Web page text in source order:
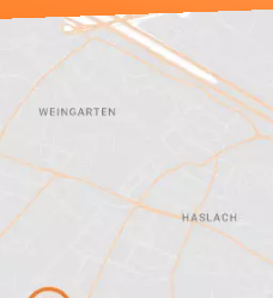
So erreichen Sie uns!
SD
Basler
79111
+49 (0) 761